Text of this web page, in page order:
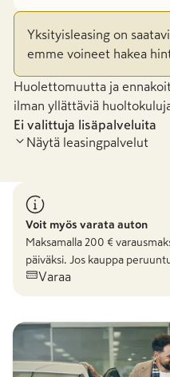
Yksityisleasing on
emme voineet hakea
Huolettomuutta ja
ilman yllättäviä
Ei valittuja lisäpalveluita
Näytä leasingpalvelut
Voit myös varata auton
Maksamalla 200 €
päiväksi. Jos kauppa
Varaa